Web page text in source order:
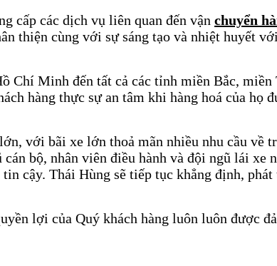
cấp các dịch vụ liên quan đến vận chuyển
thiện cùng với sự sáng tạo và nhiệt huyết
Chí Minh đến tất cả các tỉnh miền Bắc,
hàng thực sự an tâm khi hàng hoá của họ
với bãi xe lớn thoả mãn nhiều nhu cầu về
bộ, nhân viên điều hành và đội ngũ lái
cậy. Thái Hùng sẽ tiếp tục khẳng định,
lợi của Quý khách hàng luôn luôn được